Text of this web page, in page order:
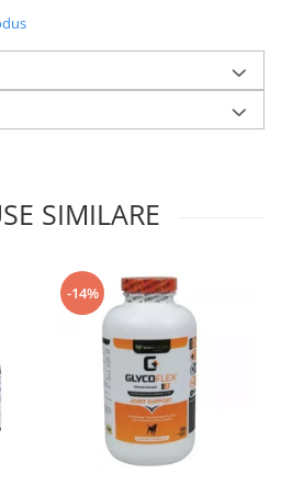
SIMILARE
-14%